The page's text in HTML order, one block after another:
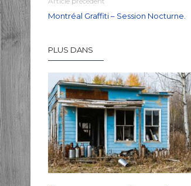
Montréal Graffiti – Session Nocturne.
PLUS DANS